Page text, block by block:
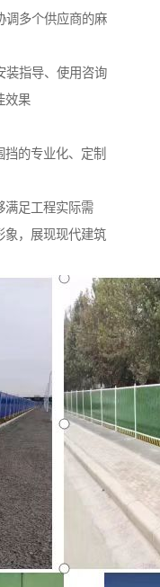
调多个供应商的麻
装指导、使用咨询
效果
的专业化、定制
满足工程实际需
象，展现现代建筑